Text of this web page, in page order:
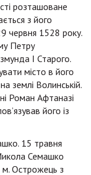
розташоване
з його
червня 1528 року.
Петру
І Старого.
місто в його
землі Волинській.
Роман Афтаназі
його із
15 травня
Семашко
Острожець з